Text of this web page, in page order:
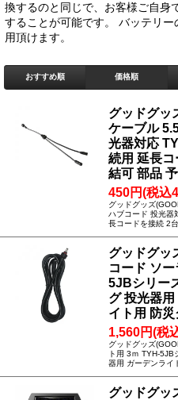
換するのと同じで、お客様ご自身
することが可能です。 バッテリ
用頂けます。
おすすめ順 価格順
グッドグッ
ケーブル
光器対応
続用 延長
結可 部品
450円(税込
グッドグッズ
ハブコード 投光器
長コードを接続 2
グッドグッ
コード ソ
5JBシリー
グ 投光器
イト用 防
1,560円(税
グッドグッズ
ト用 3ｍ TYH-5JB
器用 ガーデンライ
グッドグッ